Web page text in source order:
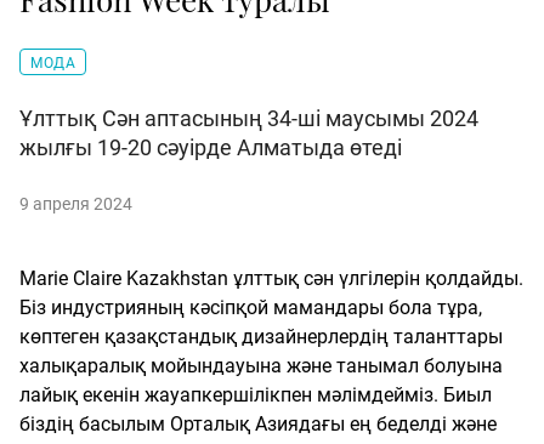
МОДА
Ұлттық Сән аптасының 34-ші маусымы 2024
жылғы 19-20 сәуірде Алматыда өтеді
9 апреля 2024
Marie Claire Kazakhstan ұлттық сән үлгілерін қолдайды.
Біз индустрияның кәсіпқой мамандары бола тұра,
көптеген қазақстандық дизайнерлердің таланттары
халықаралық мойындауына және танымал болуына
лайық екенін жауапкершілікпен мәлімдейміз. Биыл
біздің басылым Орталық Азиядағы ең беделді және